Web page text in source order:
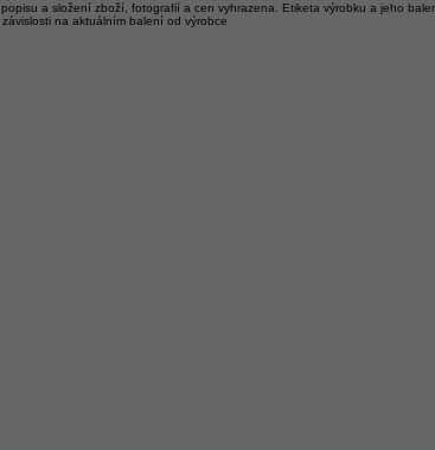
a složení zboží, fotografií a cen vyhrazena. Etiketa výrobku a jeho
závislosti na aktuálním balení od výrobce